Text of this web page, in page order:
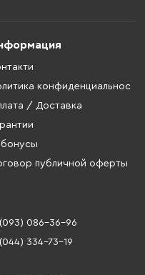
конфиденциальнос
/ Доставка
бонусы
публичной оферты
(093) 086-36-96
(044) 334-73-19